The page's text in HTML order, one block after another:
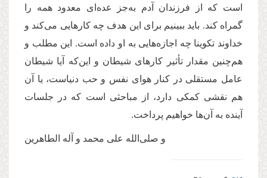
است که از فرزندان آدم به‌جز عده‌ای معدود همه را
گمراه کند. باید ببینیم برای این هدف چه کارهایی می‌کند و
خداوند تکوینا چه اجازه‌هایی به او داده است. این مطلب و
هم‌چنین مقدار تأثیر کارهای شیطان و این‌که آیا شیطان
عامل مستقلی در کنار هوای نفس و حب دنیاست، یا آن
هم نقشی کمکی دارد، از مباحثی است که در جلسات
آینده به آن‌ها خواهیم پرداخت.
و صلی‌الله علی محمد و آله الطاهرین